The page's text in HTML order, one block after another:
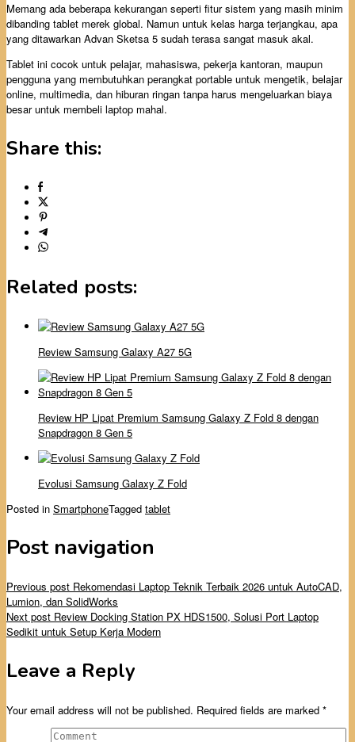
Memang ada beberapa kekurangan seperti fitur sistem yang masih minim
dibanding tablet merek global. Namun untuk kelas harga terjangkau, apa
yang ditawarkan Advan Sketsa 5 sudah terasa sangat masuk akal.
Tablet ini cocok untuk pelajar, mahasiswa, pekerja kantoran, maupun
pengguna yang membutuhkan perangkat portable untuk mengetik, belajar
online, multimedia, dan hiburan ringan tanpa harus mengeluarkan biaya
besar untuk membeli laptop mahal.
Share this:
Related posts:
Review Samsung Galaxy A27 5G
Review HP Lipat Premium Samsung Galaxy Z Fold 8 dengan
Snapdragon 8 Gen 5
Evolusi Samsung Galaxy Z Fold
Posted in SmartphoneTagged tablet
Post navigation
Previous post Rekomendasi Laptop Teknik Terbaik 2026 untuk AutoCAD,
Lumion, dan SolidWorks
Next post Review Docking Station PX HDS1500, Solusi Port Laptop
Sedikit untuk Setup Kerja Modern
Leave a Reply
Your email address will not be published. Required fields are marked *